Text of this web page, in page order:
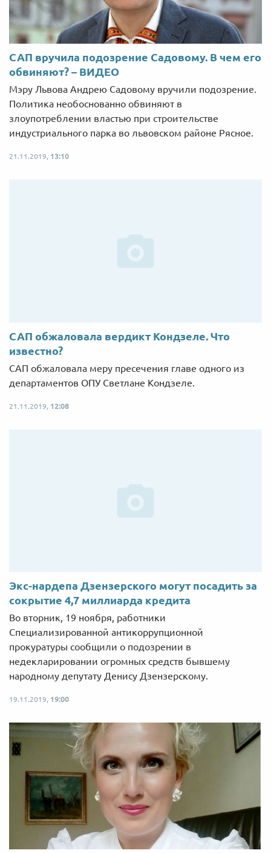
САП вручила подозрение Садовому. В чем его
обвиняют? – ВИДЕО
Мэру Львова Андрею Садовому вручили подозрение.
Политика необоснованно обвиняют в
злоупотреблении властью при строительстве
индустриального парка во львовском районе Рясное.
21.11.2019, 13:10
САП обжаловала вердикт Кондзеле. Что
известно?
САП обжаловала меру пресечения главе одного из
департаментов ОПУ Светлане Кондзеле.
21.11.2019, 12:08
Экс-нардепа Дзензерского могут посадить за
сокрытие 4,7 миллиарда кредита
Во вторник, 19 ноября, работники
Специализированной антикоррупционной
прокуратуры сообщили о подозрении в
недекларировании огромных средств бывшему
народному депутату Денису Дзензерскому.
19.11.2019, 19:00